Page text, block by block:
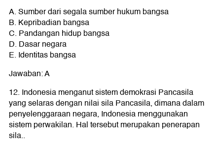
A. Sumber dari segala sumber hukum bangsa
B. Kepribadian bangsa
C. Pandangan hidup bangsa
D. Dasar negara
E. Identitas bangsa
Jawaban: A
12. Indonesia menganut sistem demokrasi Pancasila
yang selaras dengan nilai sila Pancasila, dimana dalam
penyelenggaraan negara, Indonesia menggunakan
sistem perwakilan. Hal tersebut merupakan penerapan
sila..